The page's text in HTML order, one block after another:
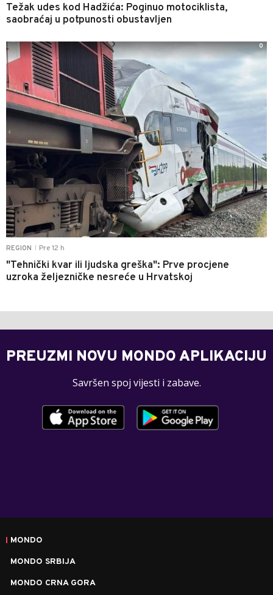
Težak udes kod Hadžića: Poginuo motociklista,
saobraćaj u potpunosti obustavljen
REGION Pre 12 h
"Tehnički kvar ili ljudska greška": Prve procjene
uzroka željezničke nesreće u Hrvatskoj
0
PREUZMI NOVU MONDO APLIKACIJU
Savršen spoj vijesti i zabave.
MONDO
MONDO SRBIJA
MONDO CRNA GORA